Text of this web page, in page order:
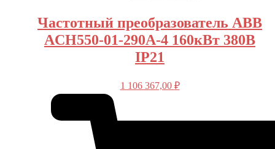
Частотный преобразователь ABB
ACH550-01-290A-4 160кВт 380В
IP21
1 106 367,00 ₽